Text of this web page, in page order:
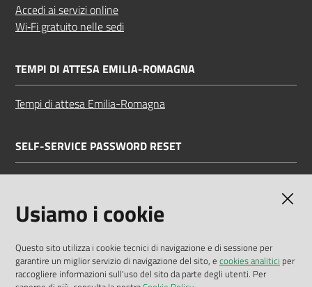
Accedi ai servizi online
Wi‑Fi gratuito nelle sedi
TEMPI DI ATTESA EMILIA-ROMAGNA
Tempi di attesa Emilia-Romagna
SELF-SERVICE PASSWORD RESET
Dichiarazione di accessibilità
Usiamo i cookie
Questo sito utilizza i cookie tecnici di navigazione e di sessione per
garantire un miglior servizio di navigazione del sito, e cookies analitici per
raccogliere informazioni sull'uso del sito da parte degli utenti. Per